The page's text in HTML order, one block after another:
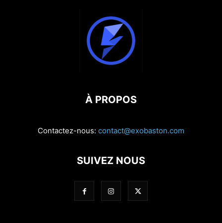
À PROPOS
Contactez-nous: contact@exobaston.com
SUIVEZ NOUS